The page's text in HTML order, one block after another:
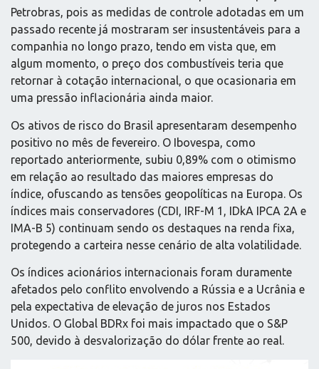
Petrobras, pois as medidas de controle adotadas em um
passado recente já mostraram ser insustentáveis para a
companhia no longo prazo, tendo em vista que, em
algum momento, o preço dos combustíveis teria que
retornar à cotação internacional, o que ocasionaria em
uma pressão inflacionária ainda maior.
Os ativos de risco do Brasil apresentaram desempenho
positivo no mês de fevereiro. O Ibovespa, como
reportado anteriormente, subiu 0,89% com o otimismo
em relação ao resultado das maiores empresas do
índice, ofuscando as tensões geopolíticas na Europa. Os
índices mais conservadores (CDI, IRF-M 1, IDkA IPCA 2A e
IMA-B 5) continuam sendo os destaques na renda fixa,
protegendo a carteira nesse cenário de alta volatilidade.
Os índices acionários internacionais foram duramente
afetados pelo conflito envolvendo a Rússia e a Ucrânia e
pela expectativa de elevação de juros nos Estados
Unidos. O Global BDRx foi mais impactado que o S&P
500, devido à desvalorização do dólar frente ao real.